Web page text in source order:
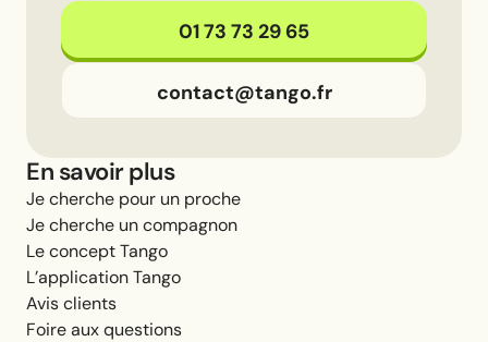
01 73 73 29 65
contact@tango.fr
En savoir plus
Je cherche pour un proche
Je cherche un compagnon
Le concept Tango
L’application Tango
Avis clients
Foire aux questions